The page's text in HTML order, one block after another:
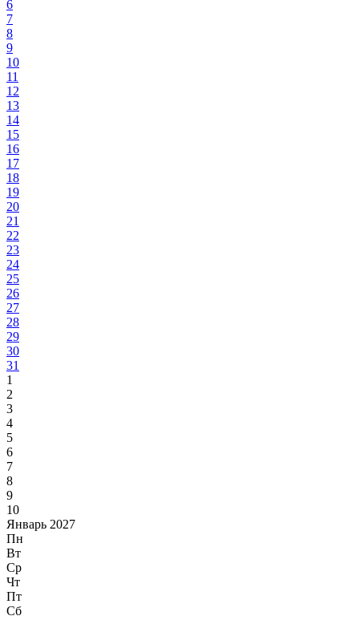
6
7
8
9
10
11
12
13
14
15
16
17
18
19
20
21
22
23
24
25
26
27
28
29
30
31
1
2
3
4
5
6
7
8
9
10
Январь 2027
Пн
Вт
Ср
Чт
Пт
Сб